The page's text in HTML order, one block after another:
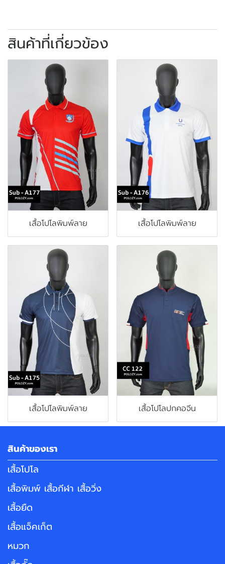
สินค้าที่เกี่ยวข้อง
เสื้อโปโลพิมพ์ลาย เสื้อโปโลพิมพ์ลาย
เสื้อโปโลพิมพ์ลาย เสื้อโปโลปกคอจีน
สินค้าของเรา
เสื้อโปโล
เสื้อพิมพ์ เสื้อกีฬา เสื้อวิ่ง
เสื้อยืด
เสื้อแจ็คเก็ต
หมวก